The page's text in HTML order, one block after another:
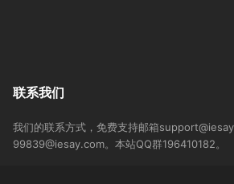
联系我们
我们的联系方式，免费支持邮箱
99839@iesay.com。本站QQ群196410182。